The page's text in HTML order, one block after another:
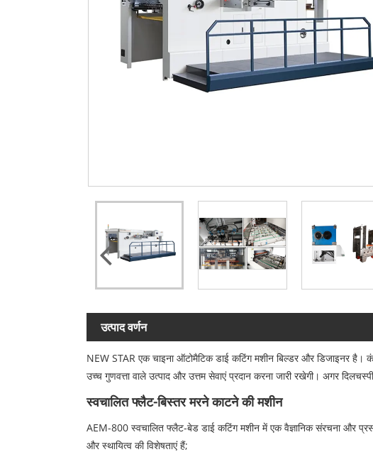
उत्पाद वर्णन
NEW STAR एक चाइना ऑटोमैटिक डाई कटिंग मशीन बिल्डर और डिजाइनर है।
उच्च गुणवत्ता वाले उत्पाद और उत्तम सेवाएं प्रदान करना जारी रखेगी। अगर
स्वचालित फ्लैट-बिस्तर मरने काटने की मशीन
AEM-800 स्वचालित फ्लैट-बेड डाई कटिंग मशीन में एक वैज्ञानिक संरचना और
और स्थायित्व की विशेषताएं हैं;